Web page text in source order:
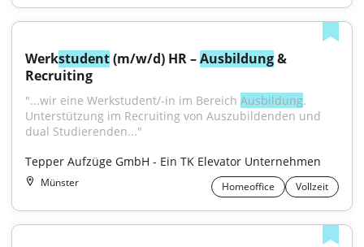
Werkstudent (m/w/d) HR – Ausbildung &
Recruiting
"...wir eine Werkstudent/-in im Bereich Ausbildung.
Unterstützung im Recruiting von Auszubildenden und
dual Studierenden..."
Tepper Aufzüge GmbH - Ein TK Elevator Unternehmen
Münster Homeoffice Vollzeit